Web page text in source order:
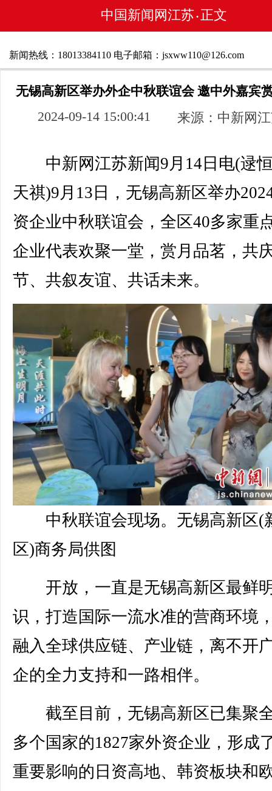
中国新闻网江苏 • 正文
新闻热线：18013384110 电子邮箱：jsxww110@126.com
无锡高新区举办外企中秋联谊会 邀中外嘉宾
2024-09-14 15:00:41 来源：中新网
中新网江苏新闻9月14日电(逯
天祺)9月13日，无锡高新区举办
资企业中秋联谊会，全区40多家重
企业代表欢聚一堂，赏月品茗，共
节、共叙友谊、共话未来。
中秋联谊会现场。无锡高新区(
区)商务局供图
开放，一直是无锡高新区最鲜
识，打造国际一流水准的营商环境
融入全球供应链、产业链，离不开
企的全力支持和一路相伴。
截至目前，无锡高新区已集聚
多个国家的1827家外资企业，形成
重要影响的日资高地、韩资板块和